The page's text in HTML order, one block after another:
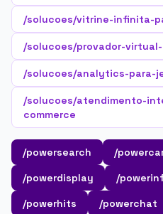
/solucoes/vitrine-infinita-
/solucoes/provador-
/solucoes/analytics-para-
/solucoes/atendimento-
commerce
/powersearch /
/powerdisplay
/
/powerhits
/powerchat